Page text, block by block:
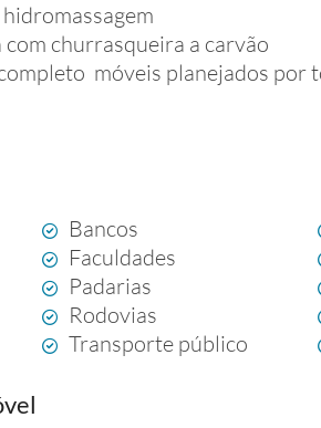
churrasqueira a carvão
móveis planejados por
Bancos
Faculdades
Padarias
Rodovias
Transporte público